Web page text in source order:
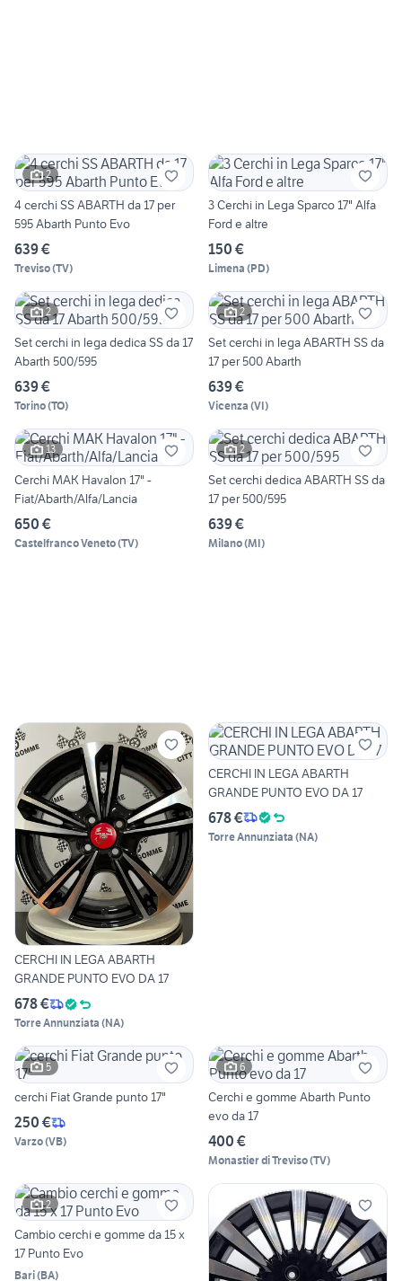
2
4 cerchi SS ABARTH da 17 per
595 Abarth Punto Evo
639 €
Treviso(TV)
3 Cerchi in Lega Sparco 17" Alfa
Ford e altre
150 €
Limena (PD)
2
Set cerchi in lega dedica SS da 17
Abarth 500/595
639 €
Torino(TO)
2
Set cerchi in lega ABARTH SS da
17 per 500 Abarth
639 €
Vicenza (VI)
13
Cerchi MAK Havalon 17" -
Fiat/Abarth/Alfa/Lancia
650 €
Castelfranco Veneto(TV)
2
Set cerchi dedica ABARTH SS da
17 per 500/595
639 €
Milano(MI)
CERCHI IN LEGA ABARTH
GRANDE PUNTO EVO DA 17
678 €
Torre Annunziata (NA)
CERCHI IN LEGA ABARTH
GRANDE PUNTO EVO DA 17
678 €
Torre Annunziata (NA)
5
cerchi Fiat Grande punto 17"
250 €
Varzo(VB)
6
Cerchi e gomme Abarth Punto
evo da 17
400 €
Monastier di Treviso(TV)
2
Cambio cerchi e gomme da 15 x
17 Punto Evo
Bari(BA)